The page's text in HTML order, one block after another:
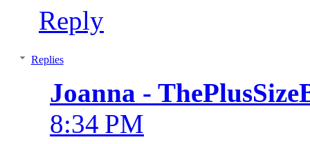
Reply
Replies
Joanna -
8:34 PM